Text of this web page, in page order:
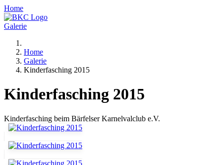
Home
Galerie
Home
Galerie
Kinderfasching 2015
Kinderfasching 2015
Kinderfasching beim Bärfelser Karnelvalclub e.V.